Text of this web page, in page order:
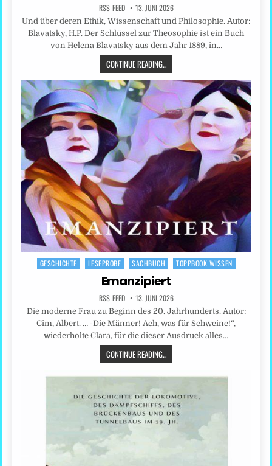
RSS-FEED 13. JUNI 2026
Und über deren Ethik, Wissenschaft und Philosophie. Autor:
Blavatsky, H.P. Der Schlüssel zur Theosophie ist ein Buch
von Helena Blavatsky aus dem Jahr 1889, in…
CONTINUE READING...
Posted
GESCHICHTE LESEPROBE SACHBUCH TOPPBOOK WISSEN
Emanzipiert
RSS-FEED 13. JUNI 2026
Die moderne Frau zu Beginn des 20. Jahrhunderts. Autor:
Cim, Albert. … -Die Männer! Ach, was für Schweine!“,
wiederholte Clara, für die dieser Ausdruck alles…
CONTINUE READING...